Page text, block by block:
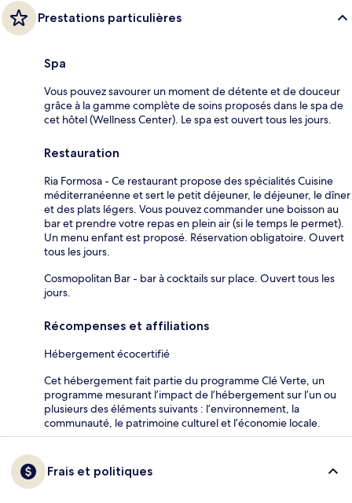
Prestations particulières
Spa
Vous pouvez savourer un moment de détente et de douceur
grâce à la gamme complète de soins proposés dans le spa de
cet hôtel (Wellness Center). Le spa est ouvert tous les jours.
Restauration
Ria Formosa - Ce restaurant propose des spécialités Cuisine
méditerranéenne et sert le petit déjeuner, le déjeuner, le dîner
et des plats légers. Vous pouvez commander une boisson au
bar et prendre votre repas en plein air (si le temps le permet).
Un menu enfant est proposé. Réservation obligatoire. Ouvert
tous les jours.
Cosmopolitan Bar - bar à cocktails sur place. Ouvert tous les
jours.
Récompenses et affiliations
Hébergement écocertifié
Cet hébergement fait partie du programme Clé Verte, un
programme mesurant l’impact de l’hébergement sur l’un ou
plusieurs des éléments suivants : l’environnement, la
communauté, le patrimoine culturel et l’économie locale.
Frais et politiques